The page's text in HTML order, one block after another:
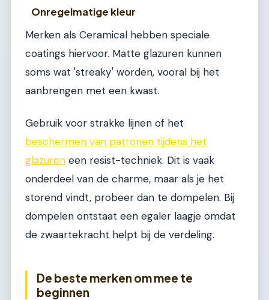
Onregelmatige kleur
Merken als Ceramical hebben speciale
coatings hiervoor. Matte glazuren kunnen
soms wat 'streaky' worden, vooral bij het
aanbrengen met een kwast.
Gebruik voor strakke lijnen of het
beschermen van patronen tijdens het
glazuren een resist-techniek. Dit is vaak
onderdeel van de charme, maar als je het
storend vindt, probeer dan te dompelen. Bij
dompelen ontstaat een egaler laagje omdat
de zwaartekracht helpt bij de verdeling.
De beste merken om mee te
beginnen